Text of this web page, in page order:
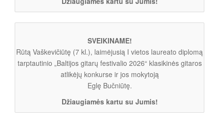
SVEIKINAME!
Rūtą Vaškevičiūtę (7 kl.), laimėjusią I vietos laureato diplomą
tarptautinio „Baltijos gitarų festivalio 2026“ klasikinės gitaros
atlikėjų konkurse ir jos mokytoją
Eglę Bučniūtę.
Džiaugiamės kartu su Jumis!